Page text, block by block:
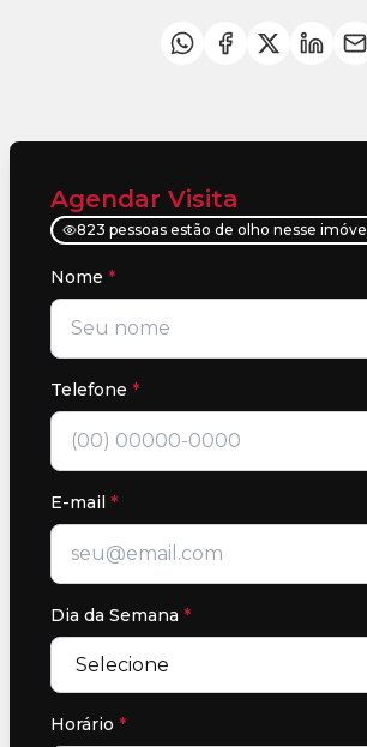
Agendar Visita
823 pessoas estão de olho nesse imóvel
Nome *
Telefone *
E-mail *
Dia da Semana *
Horário *